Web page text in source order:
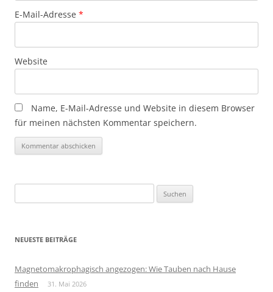
E-Mail-Adresse *
Website
Name, E-Mail-Adresse und Website in diesem Browser
für meinen nächsten Kommentar speichern.
nach:
NEUESTE BEITRÄGE
Magnetomakrophagisch angezogen: Wie Tauben nach Hause
finden
31. Mai 2026